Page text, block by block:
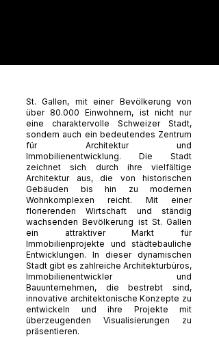
St. Gallen, mit einer Bevölkerung von
über 80.000 Einwohnern, ist nicht nur
eine charaktervolle Schweizer Stadt,
sondern auch ein bedeutendes Zentrum
für Architektur und
Immobilienentwicklung. Die Stadt
zeichnet sich durch ihre vielfältige
Architektur aus, die von historischen
Gebäuden bis hin zu modernen
Wohnkomplexen reicht. Mit einer
florierenden Wirtschaft und ständig
wachsenden Bevölkerung ist St. Gallen
ein attraktiver Markt für
Immobilienprojekte und städtebauliche
Entwicklungen. In dieser dynamischen
Stadt gibt es zahlreiche Architekturbüros,
Immobilienentwickler und
Bauunternehmen, die bestrebt sind,
innovative architektonische Konzepte zu
entwickeln und ihre Projekte mit
überzeugenden Visualisierungen zu
präsentieren.